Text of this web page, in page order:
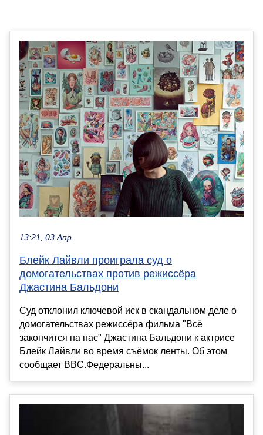
13:21, 03 Апр
Блейк Лайвли проиграла суд о
домогательствах против режиссёра
Джастина Бальдони
Суд отклонил ключевой иск в скандальном деле о
домогательствах режиссёра фильма "Всё
закончится на нас" Джастина Бальдони к актрисе
Блейк Лайвли во время съёмок ленты. Об этом
сообщает BBC.Федеральны...